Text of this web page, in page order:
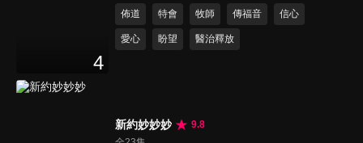
4
佈道
特會 牧師 傳福音 信心
愛心 盼望 醫治釋放
新約妙妙妙
9.8